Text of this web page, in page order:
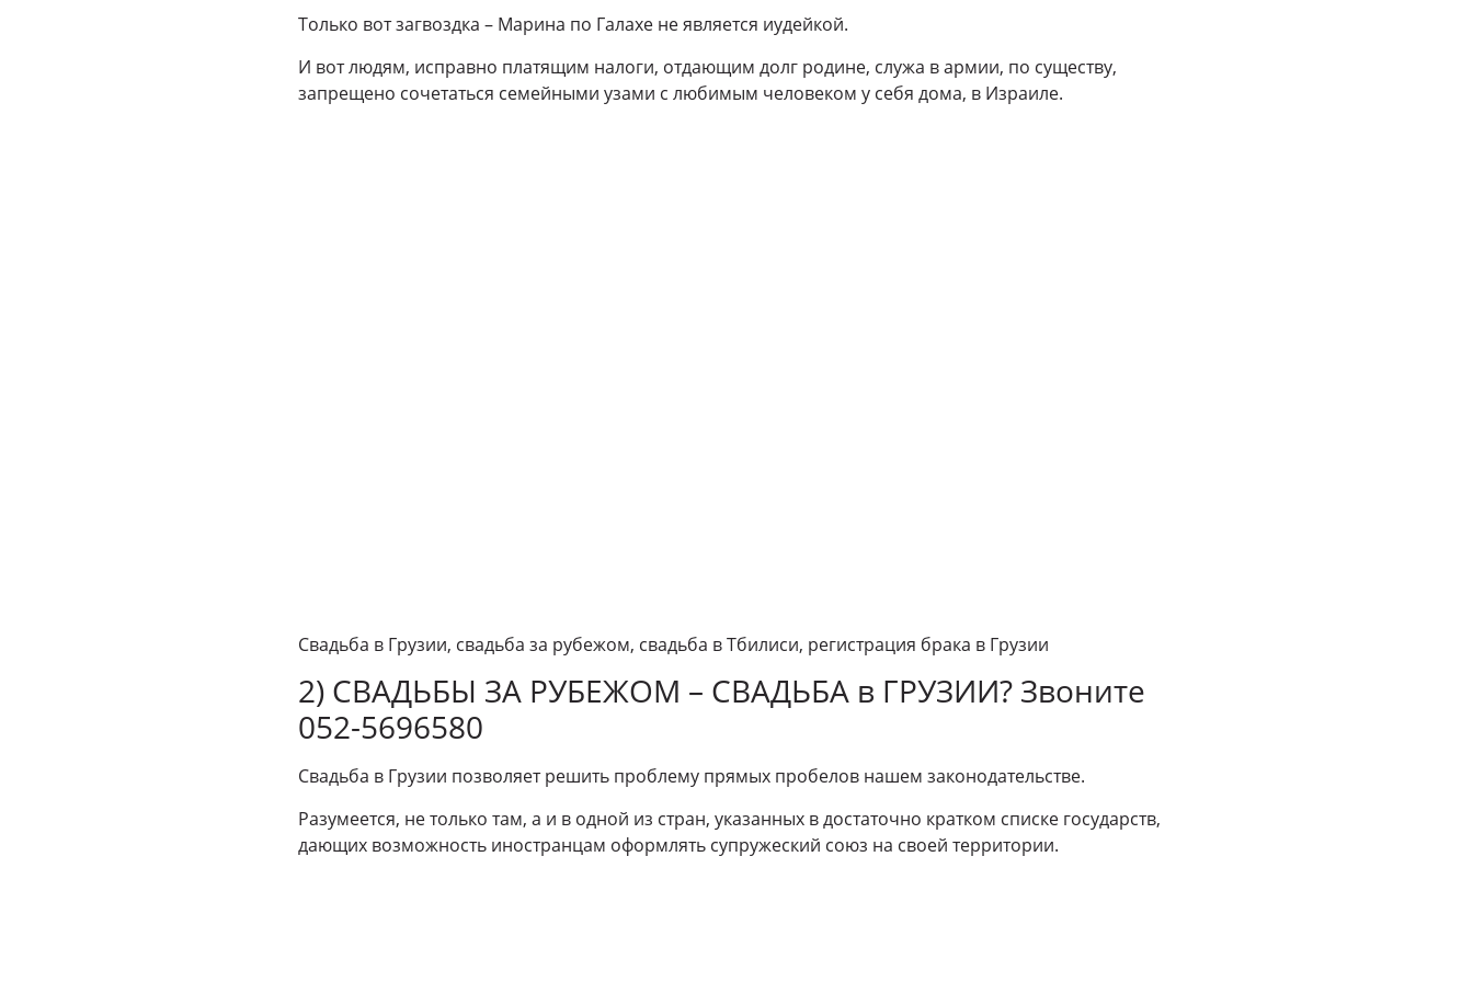
Только вот загвоздка – Марина по Галахе не является иудейкой.
И вот людям, исправно платящим налоги, отдающим долг родине, служа в армии, по существу,
запрещено сочетаться семейными узами с любимым человеком у себя дома, в Израиле.
Свадьба в Грузии, свадьба за рубежом, свадьба в Тбилиси, регистрация брака в Грузии
2) СВАДЬБЫ ЗА РУБЕЖОМ – СВАДЬБА в ГРУЗИИ? Звоните
052-5696580
Свадьба в Грузии позволяет решить проблему прямых пробелов нашем законодательстве.
Разумеется, не только там, а и в одной из стран, указанных в достаточно кратком списке государств,
дающих возможность иностранцам оформлять супружеский союз на своей территории.